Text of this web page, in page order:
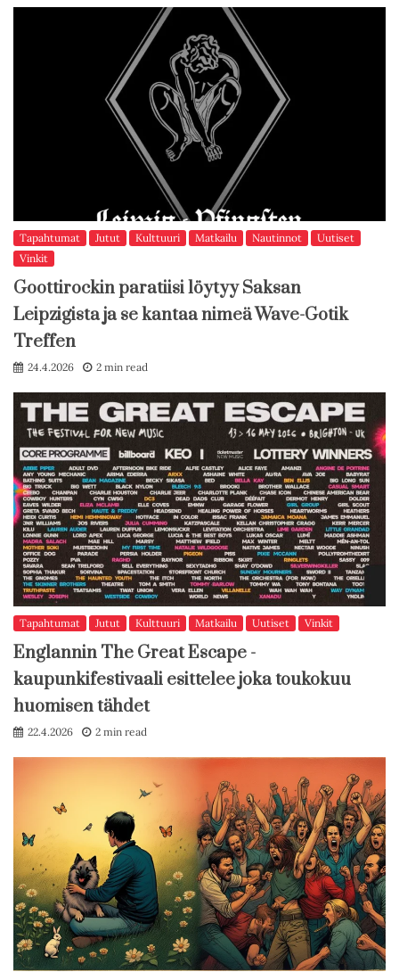
Tapahtumat Jutut Kulttuuri Matkailu Nautinnot
Uutiset
Vinkit
Goottirockin paratiisi löytyy Saksan
Leipzigista ja se kantaa nimeä Wave-Gotik
Treffen
24.4.2026 2 min read
Tapahtumat Jutut Kulttuuri Matkailu Uutiset Vinkit
Englannin The Great Escape -
kaupunkifestivaali esittelee joka toukokuu
huomisen tähdet
22.4.2026 2 min read